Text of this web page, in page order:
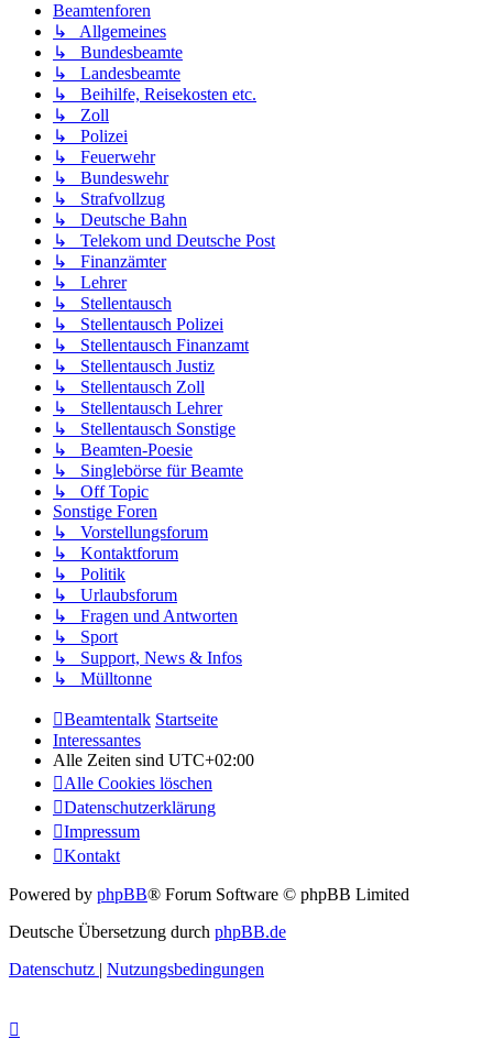
Beamtenforen
↳ Allgemeines
↳ Bundesbeamte
↳ Landesbeamte
↳ Beihilfe, Reisekosten etc.
↳ Zoll
↳ Polizei
↳ Feuerwehr
↳ Bundeswehr
↳ Strafvollzug
↳ Deutsche Bahn
↳ Telekom und Deutsche Post
↳ Finanzämter
↳ Lehrer
↳ Stellentausch
↳ Stellentausch Polizei
↳ Stellentausch Finanzamt
↳ Stellentausch Justiz
↳ Stellentausch Zoll
↳ Stellentausch Lehrer
↳ Stellentausch Sonstige
↳ Beamten-Poesie
↳ Singlebörse für Beamte
↳ Off Topic
Sonstige Foren
↳ Vorstellungsforum
↳ Kontaktforum
↳ Politik
↳ Urlaubsforum
↳ Fragen und Antworten
↳ Sport
↳ Support, News & Infos
↳ Mülltonne
Beamtentalk Startseite
Interessantes
Alle Zeiten sind UTC+02:00
Alle Cookies löschen
Datenschutzerklärung
Impressum
Kontakt
Powered by phpBB® Forum Software © phpBB Limited
Deutsche Übersetzung durch phpBB.de
Datenschutz | Nutzungsbedingungen